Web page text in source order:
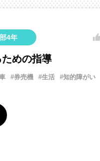
4年
めの指導
#券売機 #生活
#知的障がい